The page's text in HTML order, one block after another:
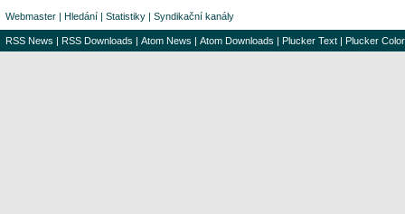
Webmaster | Hledání | Statistiky | Syndikační kanály
RSS News | RSS Downloads | Atom News | Atom Downloads | Plucker Text | Plucker Color